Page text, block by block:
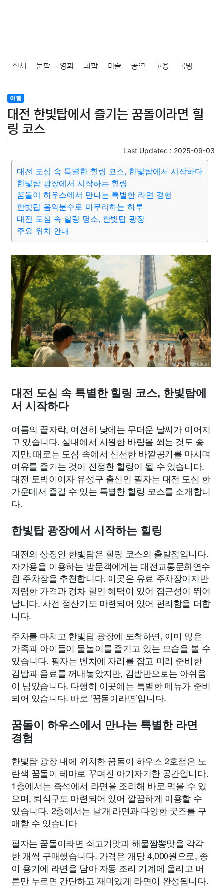
전체 문학 영화 과학 미술 공연 고용 국방
법률
질병 가요 방송 일상 주식 암호화폐 블록체인
미용 증권 인테리어
요리 상품리뷰 원예 금융 게임 스포츠 사진
대출 자동차 취미 여행 맛집 IT 컴퓨터
종교 사회 정치
부동산 외국어 교육 교통 생활 기타
여행
대전 한빛탑에서 즐기는 꿈돌이라면 힐
링 코스
Last Updated : 2025-09-03
대전 도심 속 특별한 힐링 코스, 한빛탑에서 시작하다
한빛탑 광장에서 시작하는 힐링
꿈돌이 하우스에서 만나는 특별한 라면 경험
한빛탑 음악분수로 마무리하는 하루
대전 도심 속 힐링 명소, 한빛탑 광장
주요 위치 안내
대전 도심 속 특별한 힐링 코스, 한빛탑에
서 시작하다
여름의 끝자락, 여전히 낮에는 무더운 날씨가 이어지
고 있습니다. 실내에서 시원한 바람을 쐬는 것도 좋
지만, 때로는 도심 속에서 신선한 바깥공기를 마시며
여유를 즐기는 것이 진정한 힐링이 될 수 있습니다.
대전 토박이이자 유성구 출신인 필자는 대전 도심 한
가운데서 즐길 수 있는 특별한 힐링 코스를 소개합니
다.
한빛탑 광장에서 시작하는 힐링
대전의 상징인 한빛탑은 힐링 코스의 출발점입니다.
자가용을 이용하는 방문객에게는 대전교통문화연수
원 주차장을 추천합니다. 이곳은 유료 주차장이지만
저렴한 가격과 경차 할인 혜택이 있어 접근성이 뛰어
납니다. 사전 정산기도 마련되어 있어 편리함을 더합
니다.
주차를 마치고 한빛탑 광장에 도착하면, 이미 많은
가족과 아이들이 물놀이를 즐기고 있는 모습을 볼 수
있습니다. 필자는 벤치에 자리를 잡고 미리 준비한
김밥과 음료를 꺼내놓았지만, 김밥만으로는 아쉬움
이 남았습니다. 다행히 이곳에는 특별한 메뉴가 준비
되어 있습니다. 바로 ‘꿈돌이라면’입니다.
꿈돌이 하우스에서 만나는 특별한 라면
경험
한빛탑 광장 내에 위치한 꿈돌이 하우스 2호점은 노
란색 꿈돌이 테마로 꾸며진 아기자기한 공간입니다.
1층에서는 즉석에서 라면을 조리해 바로 먹을 수 있
으며, 퇴식구도 마련되어 있어 깔끔하게 이용할 수
있습니다. 2층에서는 낱개 라면과 다양한 굿즈를 구
매할 수 있습니다.
필자는 꿈돌이라면 쇠고기맛과 해물짬뽕맛을 각각
한 개씩 구매했습니다. 가격은 개당 4,000원으로, 종
이 용기에 라면을 담아 자동 조리 기계에 올리고 버
튼만 누르면 간단하고 재미있게 라면이 완성됩니다.